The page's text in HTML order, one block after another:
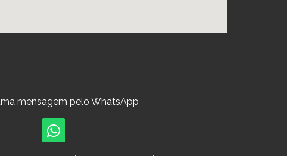
mensagem pelo WhatsApp